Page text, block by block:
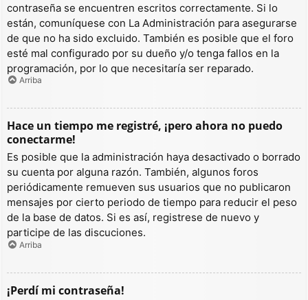
contraseña se encuentren escritos correctamente. Si lo
están, comuníquese con La Administración para asegurarse
de que no ha sido excluido. También es posible que el foro
esté mal configurado por su dueño y/o tenga fallos en la
programación, por lo que necesitaría ser reparado.
Arriba
Hace un tiempo me registré, ¡pero ahora no puedo
conectarme!
Es posible que la administración haya desactivado o borrado
su cuenta por alguna razón. También, algunos foros
periódicamente remueven sus usuarios que no publicaron
mensajes por cierto periodo de tiempo para reducir el peso
de la base de datos. Si es así, registrese de nuevo y
participe de las discuciones.
Arriba
¡Perdí mi contraseña!